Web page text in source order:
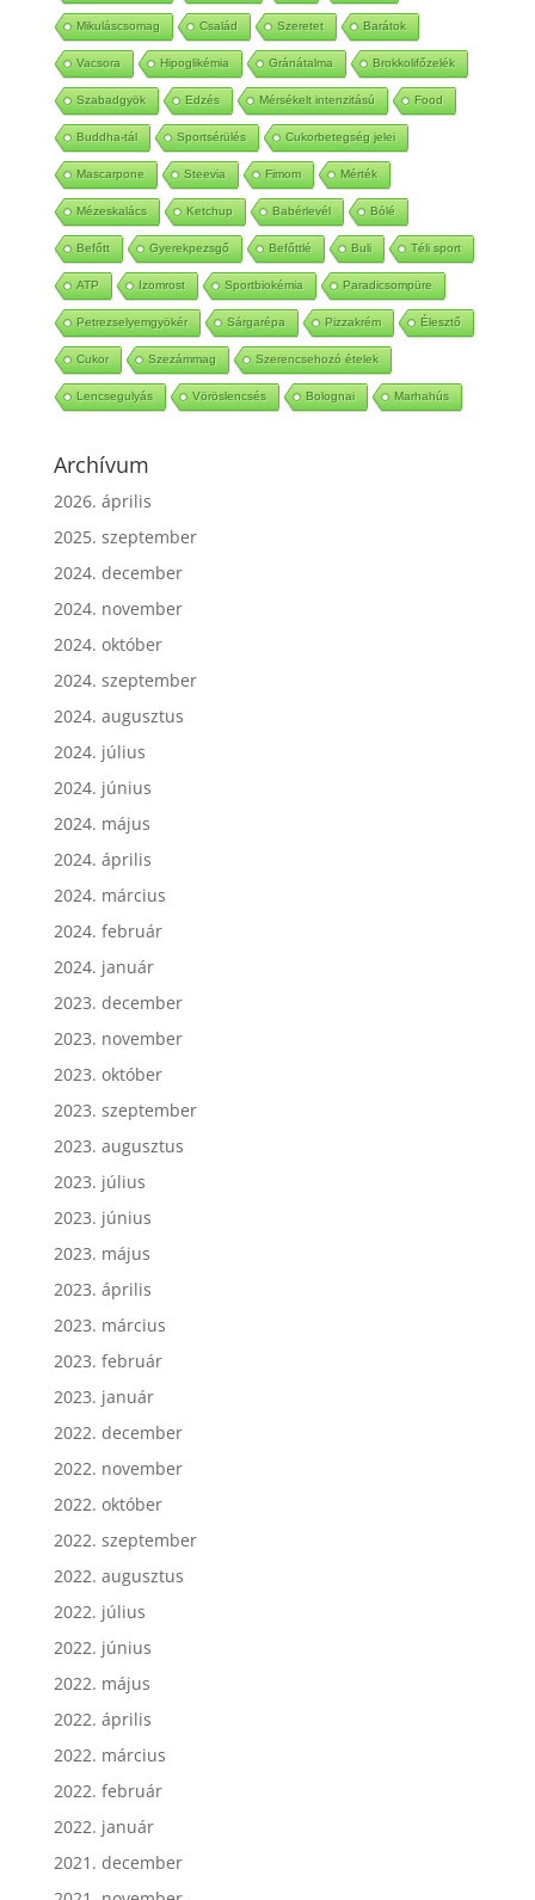
Mikuláscsomag Család Szeretet Barátok
Vacsora Hipoglikémia Gránátalma Brokkolifőzelék
Szabadgyök Edzés Mérsékelt intenzitású Food
Buddha-tál Sportsérülés Cukorbetegség jelei
Mascarpone Steevia Fimom Mérték
Mézeskalács Ketchup Babérlevél Bólé
Befőtt Gyerekpezsgő Befőttlé Buli Téli sport
ATP Izomrost Sportbiokémia Paradicsompüre
Petrezselyemgyökér Sárgarépa Pizzakrém Élesztő
Cukor Szezámmag Szerencsehozó ételek
Lencsegulyás Vöröslencsés Bolognai Marhahús
Archívum
2026. április
2025. szeptember
2024. december
2024. november
2024. október
2024. szeptember
2024. augusztus
2024. július
2024. június
2024. május
2024. április
2024. március
2024. február
2024. január
2023. december
2023. november
2023. október
2023. szeptember
2023. augusztus
2023. július
2023. június
2023. május
2023. április
2023. március
2023. február
2023. január
2022. december
2022. november
2022. október
2022. szeptember
2022. augusztus
2022. július
2022. június
2022. május
2022. április
2022. március
2022. február
2022. január
2021. december